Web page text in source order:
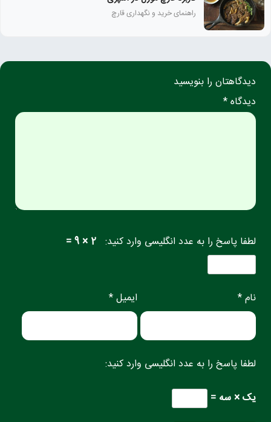
راهنمای خرید و نگهداری قارچ
دیدگاهتان را بنویسید
دیدگاه *
لطفا پاسخ را به عدد انگلیسی وارد کنید: 2 × 9 =
نام * ایمیل *
لطفا پاسخ را به عدد انگلیسی وارد کنید:
یک × سه =